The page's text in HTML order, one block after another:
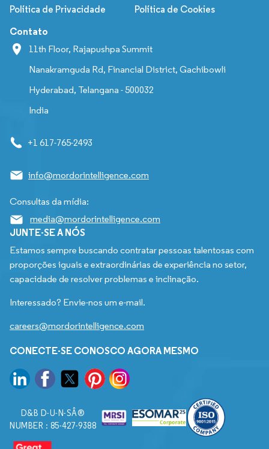
Política de Privacidade Política de Cookies
Contato
11th Floor, Rajapushpa Summit
Nanakramguda Rd, Financial District, Gachibowli
Hyderabad, Telangana - 500032
India
+1 617-765-2493
info@mordorintelligence.com
Consultas da mídia:
media@mordorintelligence.com
JUNTE-SE A NÓS
Estamos sempre buscando contratar pessoas talentosas com
proporções iguais e extraordinárias de experiência no setor,
capacidade de resolver problemas e inclinação.
Interessado? Envie-nos um e-mail.
careers@mordorintelligence.com
CONECTE-SE CONOSCO AGORA MESMO
D&B D-U-N-SÂ®
NUMBER : 85-427-9388